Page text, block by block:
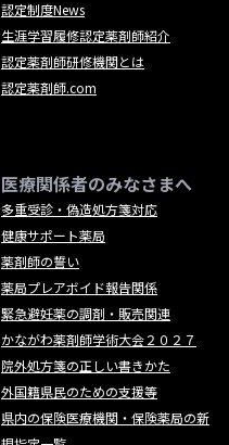
認定制度News
生涯学習履修認定薬剤師紹介
認定薬剤師研修機関とは
認定薬剤師.com
医療関係者のみなさまへ
多重受診・偽造処方箋対応
健康サポート薬局
薬剤師の誓い
薬局プレアボイド報告関係
緊急避妊薬の調剤・販売関連
かながわ薬剤師学術大会２０２７
院外処方箋の正しい書きかた
外国籍県民のための支援等
県内の保険医療機関・保険薬局の新